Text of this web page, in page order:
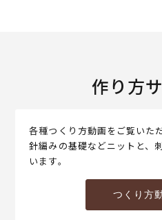
作り方
各種つくり方動画をご覧いた
針編みの基礎などニットと、
います。
つくり方